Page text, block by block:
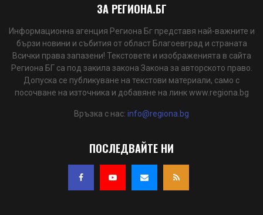
ЗА РЕГИОНА.БГ
Информационна агенция Региона Бг представя най-важните и
бързи новини и събития от област Благоевград и страната
Всички права запазени! Текстовете и изображенията в сайта
Региона БГ са под закила закона Закона за авторското право.
Допуска се публикуване на текстови материали, само с
посочване на източника и добавяне на линк www.regiona.bg
Връзка с нас: info@regiona.bg
ПОСЛЕДВАЙТЕ НИ